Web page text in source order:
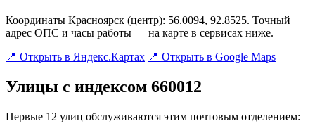
Координаты Красноярск (центр): 56.0094, 92.8525. Точный
адрес ОПС и часы работы — на карте в сервисах ниже.
📍 Открыть в Яндекс.Картах 📍 Открыть в Google Maps
Улицы с индексом 660012
Первые 12 улиц обслуживаются этим почтовым отделением: